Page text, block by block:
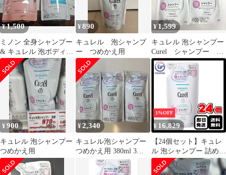
¥1,500
ミノン 全身シャンプー
& キュレル 泡ボディウ
ォッシュ つめかえ用
¥890
キュレル 泡シャンプ
ー つめかえ用
¥ 1,599
キュレル 泡シャンプー
Curel シャンプー 2
つセット
¥900
キュレル 泡シャンプー
つめかえ用
¥2,340
キュレル泡シャンプー
つめかえ用 380ml 3個
セット
1%OFF
¥ 16,829
【24個セット】キュレ
ル 泡シャンプー 詰め替
え 380ml シャンプー